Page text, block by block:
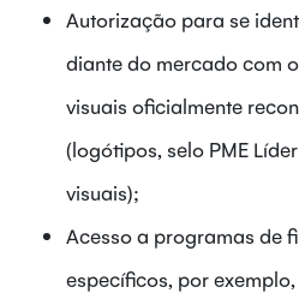
Autorização para se
diante do mercado com
visuais oficialmente
(logótipos, selo PME
visuais);
Acesso a programas de
específicos, por